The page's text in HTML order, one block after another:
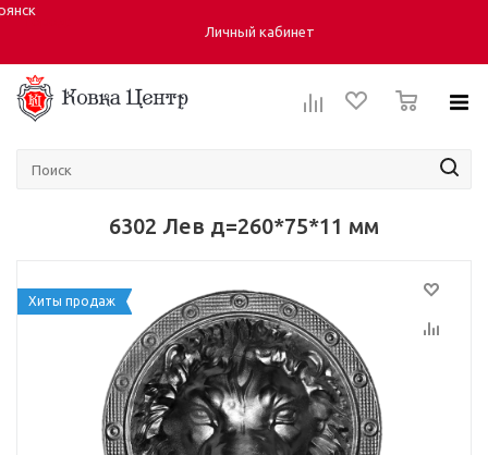
Личный кабинет
6302 Лев д=260*75*11 мм
Хиты продаж